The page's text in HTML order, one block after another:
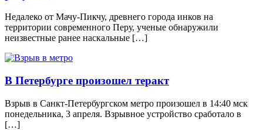
Недалеко от Мачу-Пикчу, древнего города инков на
территории современного Перу, ученые обнаружили
неизвестные ранее наскальные […]
В Петербурге произошел теракт
Взрыв в Санкт-Петербургском метро произошел в 14:40 мск
понедельника, 3 апреля. Взрывное устройство сработало в
[…]